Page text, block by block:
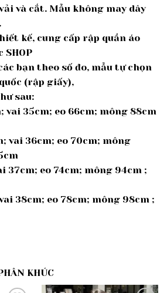
và cắt. Mẫu không may dây
kế, cung cấp rập quần áo
bạn theo số đo, mẫu tự chọn
(rập giấy),
sau:
vai 35cm; eo 66cm; mông 88cm
vai 36cm; eo 70cm; mông
37cm; eo 74cm; mông 94cm ;
38cm; eo 78cm; mông 98cm ;
KHÚC